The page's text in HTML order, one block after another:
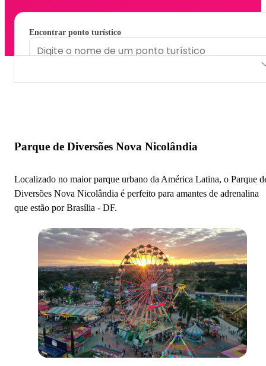
Encontrar ponto turístico
Parque de Diversões Nova Nicolândia
Localizado no maior parque urbano da América Latina, o Parque
Diversões Nova Nicolândia é perfeito para amantes de adrenalina
que estão por Brasília - DF.